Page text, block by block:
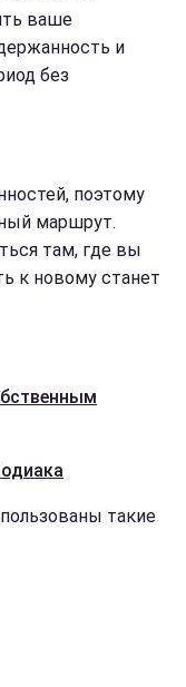
ваше
и
без
поэтому
маршрут.
там, где вы
к новому станет
такие